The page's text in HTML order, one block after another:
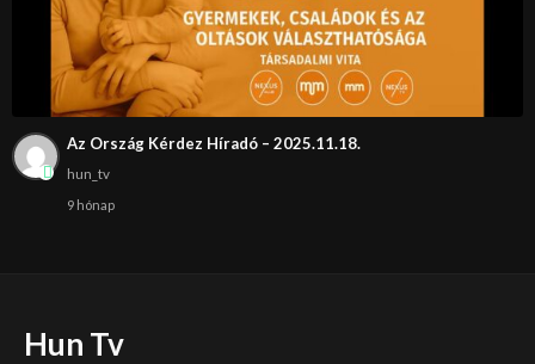
Az Ország Kérdez Híradó – 2025.11.18.
hun_tv
9 hónap
Hun Tv